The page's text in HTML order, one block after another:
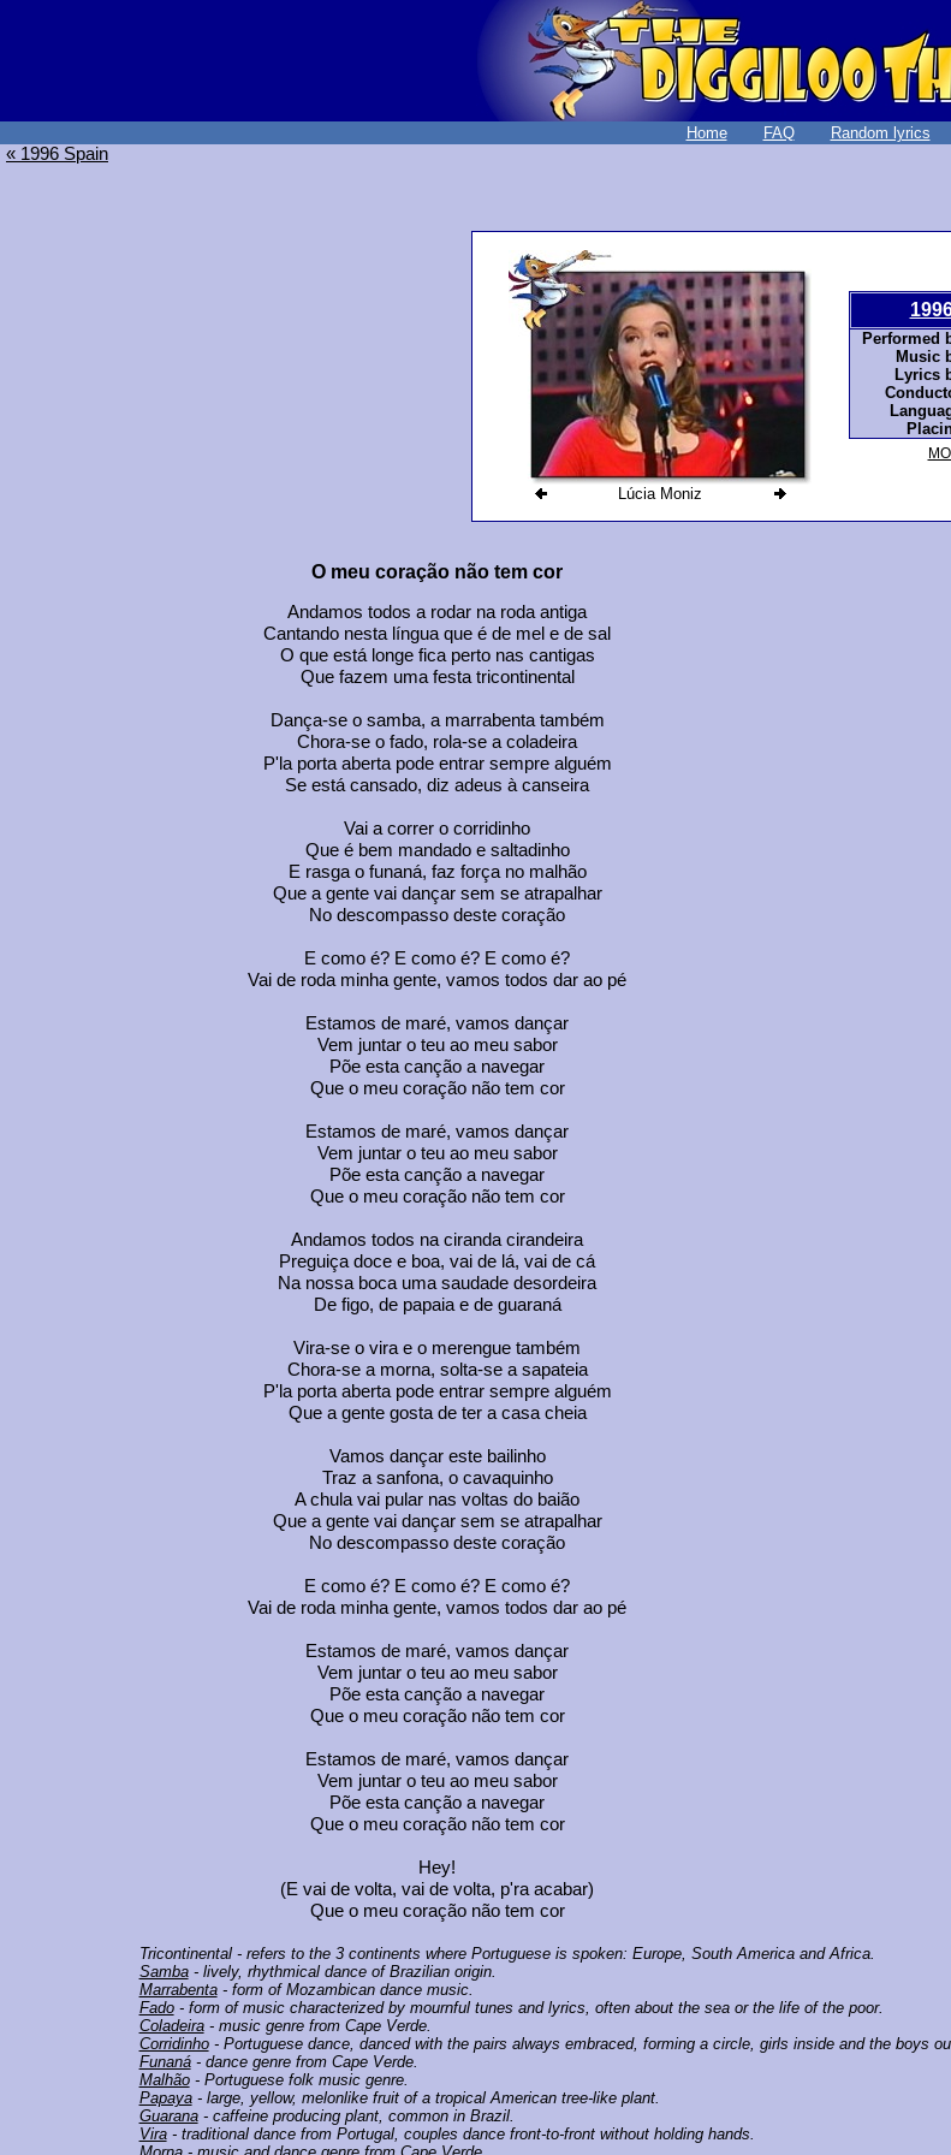
Home FAQ Random lyrics
« 1996 Spain
Lúcia Moniz
Performed
Music
Lyrics
O meu coração não tem cor
Andamos todos a rodar na roda antiga
Cantando nesta língua que é de mel e de sal
O que está longe fica perto nas cantigas
Que fazem uma festa tricontinental
Dança-se o samba, a marrabenta também
Chora-se o fado, rola-se a coladeira
P'la porta aberta pode entrar sempre alguém
Se está cansado, diz adeus à canseira
Vai a correr o corridinho
Que é bem mandado e saltadinho
E rasga o funaná, faz força no malhão
Que a gente vai dançar sem se atrapalhar
No descompasso deste coração
E como é? E como é? E como é?
Vai de roda minha gente, vamos todos dar ao pé
Estamos de maré, vamos dançar
Vem juntar o teu ao meu sabor
Põe esta canção a navegar
Que o meu coração não tem cor
Estamos de maré, vamos dançar
Vem juntar o teu ao meu sabor
Põe esta canção a navegar
Que o meu coração não tem cor
Andamos todos na ciranda cirandeira
Preguiça doce e boa, vai de lá, vai de cá
Na nossa boca uma saudade desordeira
De figo, de papaia e de guaraná
Vira-se o vira e o merengue também
Chora-se a morna, solta-se a sapateia
P'la porta aberta pode entrar sempre alguém
Que a gente gosta de ter a casa cheia
Vamos dançar este bailinho
Traz a sanfona, o cavaquinho
A chula vai pular nas voltas do baião
Que a gente vai dançar sem se atrapalhar
No descompasso deste coração
E como é? E como é? E como é?
Vai de roda minha gente, vamos todos dar ao pé
Estamos de maré, vamos dançar
Vem juntar o teu ao meu sabor
Põe esta canção a navegar
Que o meu coração não tem cor
Estamos de maré, vamos dançar
Vem juntar o teu ao meu sabor
Põe esta canção a navegar
Que o meu coração não tem cor
Hey!
(E vai de volta, vai de volta, p'ra acabar)
Que o meu coração não tem cor
Tricontinental- refers to the 3 continents where Portuguese is spoken: Europe, South America and Africa.
Samba- lively, rhythmical dance of Brazilian origin.
Marrabenta- form of Mozambican dance music.
Fado- form of music characterized by mournful tunes and lyrics, often about the sea or the life of the poor.
Coladeira- music genre from Cape Verde.
Corridinho- Portuguese dance, danced with the pairs always embraced, forming a circle, girls inside and the boys
Funaná- dance genre from Cape Verde.
Malhão- Portuguese folk music genre.
Papaya- large, yellow, melonlike fruit of a tropical American tree-like plant.
Guarana- caffeine producing plant, common in Brazil.
Vira- traditional dance from Portugal, couples dance front-to-front without holding hands.